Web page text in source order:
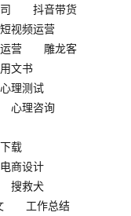
抖音带货
短视频运营
营
雕龙客
文书
心理测试
心理咨询
载
电商设计
搜救犬
工作总结